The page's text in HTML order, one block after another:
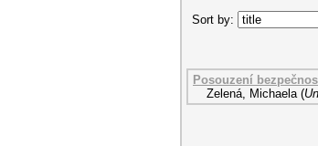
Sort by:
Posouzení
Zelená, Michaela (